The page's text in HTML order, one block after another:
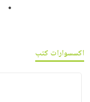
1
اكسسوارات كتب